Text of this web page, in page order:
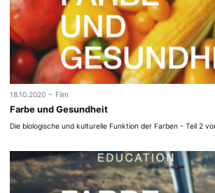
18.10.2020 - Film
Farbe und Gesundheit
Die biologische und kulturelle Funktion der Farben - Teil 2